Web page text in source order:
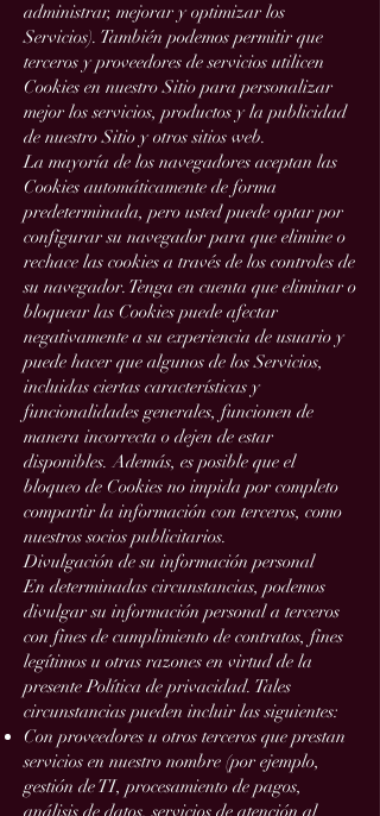
administrar, mejorar y optimizar los
Servicios). También podemos permitir que
terceros y proveedores de servicios utilicen
Cookies en nuestro Sitio para personalizar
mejor los servicios, productos y la publicidad
de nuestro Sitio y otros sitios web.
La mayoría de los navegadores aceptan las
Cookies automáticamente de forma
predeterminada, pero usted puede optar por
configurar su navegador para que elimine o
rechace las cookies a través de los controles de
su navegador. Tenga en cuenta que eliminar o
bloquear las Cookies puede afectar
negativamente a su experiencia de usuario y
puede hacer que algunos de los Servicios,
incluidas ciertas características y
funcionalidades generales, funcionen de
manera incorrecta o dejen de estar
disponibles. Además, es posible que el
bloqueo de Cookies no impida por completo
compartir la información con terceros, como
nuestros socios publicitarios.
Divulgación de su información personal
En determinadas circunstancias, podemos
divulgar su información personal a terceros
con fines de cumplimiento de contratos, fines
legítimos u otras razones en virtud de la
presente Política de privacidad. Tales
circunstancias pueden incluir las siguientes:
Con proveedores u otros terceros que prestan
servicios en nuestro nombre (por ejemplo,
gestión de TI, procesamiento de pagos,
análisis de datos, servicios de atención al